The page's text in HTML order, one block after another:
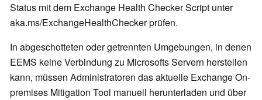
Status mit dem Exchange Health Checker Script unter
aka.ms/ExchangeHealthChecker prüfen.
In abgeschotteten oder getrennten Umgebungen, in denen
EEMS keine Verbindung zu Microsofts Servern herstellen
kann, müssen Administratoren das aktuelle Exchange On-
premises Mitigation Tool manuell herunterladen und über